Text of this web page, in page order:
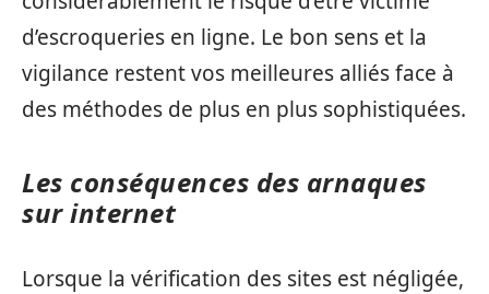
d’escroqueries en ligne. Le bon sens et la
vigilance restent vos meilleures alliés face à
des méthodes de plus en plus sophistiquées.
Les conséquences des arnaques
sur internet
Lorsque la vérification des sites est négligée,